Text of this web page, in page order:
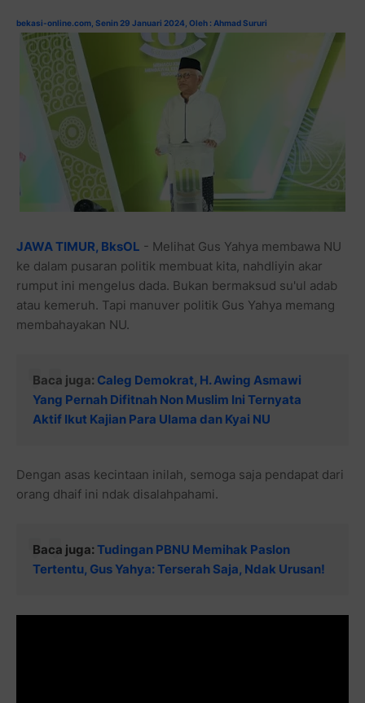
bekasi-online.com, Senin 29 Januari 2024, Oleh : Ahmad Sururi
JAWA TIMUR, BksOL - Melihat Gus Yahya membawa NU
ke dalam pusaran politik membuat kita, nahdliyin akar
rumput ini mengelus dada. Bukan bermaksud su'ul adab
atau kemeruh. Tapi manuver politik Gus Yahya memang
membahayakan NU.
Baca juga: Caleg Demokrat, H. Awing Asmawi
Yang Pernah Difitnah Non Muslim Ini Ternyata
Aktif Ikut Kajian Para Ulama dan Kyai NU
Dengan asas kecintaan inilah, semoga saja pendapat dari
orang dhaif ini ndak disalahpahami.
Baca juga: Tudingan PBNU Memihak Paslon
Tertentu, Gus Yahya: Terserah Saja, Ndak Urusan!